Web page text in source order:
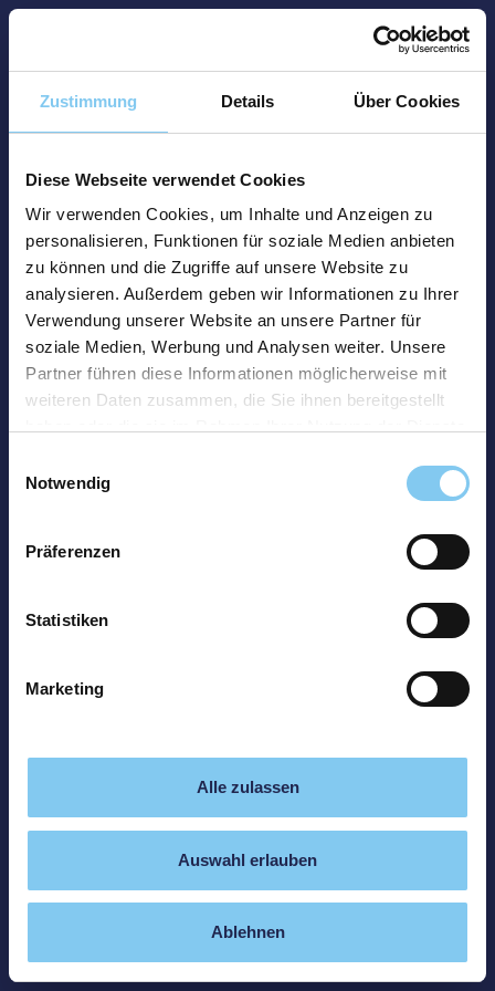
Zustimmung Details Über Cookies
Diese Webseite verwendet Cookies
Wir verwenden Cookies, um Inhalte und Anzeigen zu
personalisieren, Funktionen für soziale Medien anbieten
zu können und die Zugriffe auf unsere Website zu
analysieren. Außerdem geben wir Informationen zu Ihrer
Verwendung unserer Website an unsere Partner für
soziale Medien, Werbung und Analysen weiter. Unsere
Partner führen diese Informationen möglicherweise mit
weiteren Daten zusammen, die Sie ihnen bereitgestellt
Notwendig
Präferenzen
Statistiken
Marketing
Alle zulassen
Auswahl erlauben
Ablehnen